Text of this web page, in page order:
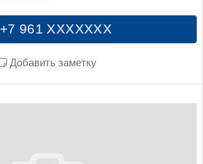
+7 961 XXXXXXX
Добавить заметку